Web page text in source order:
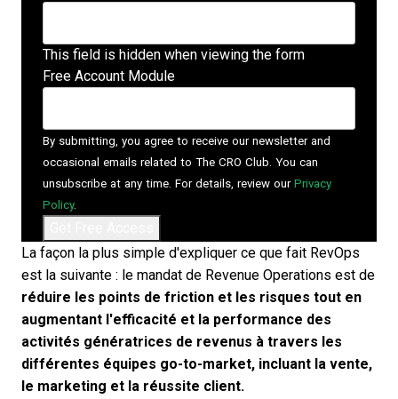
This field is hidden when viewing the form
Free Account Module
By submitting, you agree to receive our newsletter and
occasional emails related to The CRO Club. You can
unsubscribe at any time. For details, review our Privacy
Policy.
La façon la plus simple d'expliquer ce que fait RevOps
est la suivante : le mandat de Revenue Operations est de
réduire les points de friction et les risques tout en
augmentant l'efficacité et la performance des
activités génératrices de revenus à travers les
différentes équipes go-to-market, incluant la vente,
le marketing et la réussite client.